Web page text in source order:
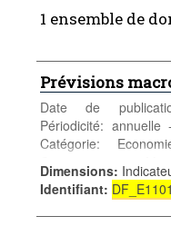
1 ensemble de
Prévisions
Date de
Périodicité:
Catégorie:
Conjoncture -
prévision, PIB,
financement,
salarial, prix, IPC,
Dimensions:
Identifiant: DF_E1101